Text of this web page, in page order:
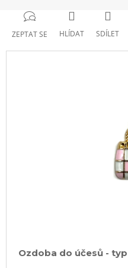
ZEPTAT SE HLÍDAT SDÍLET
Ozdoba do účesů - typ